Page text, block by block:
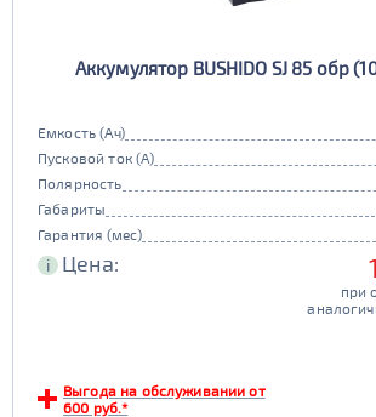
Аккумулятор BUSHIDO SJ 85 обр
Емкость (Ач)
Пусковой ток (А)
Полярность
Габариты
Гарантия (мес)
i Цена:
при
Выгода на обслуживании от
600 руб.*